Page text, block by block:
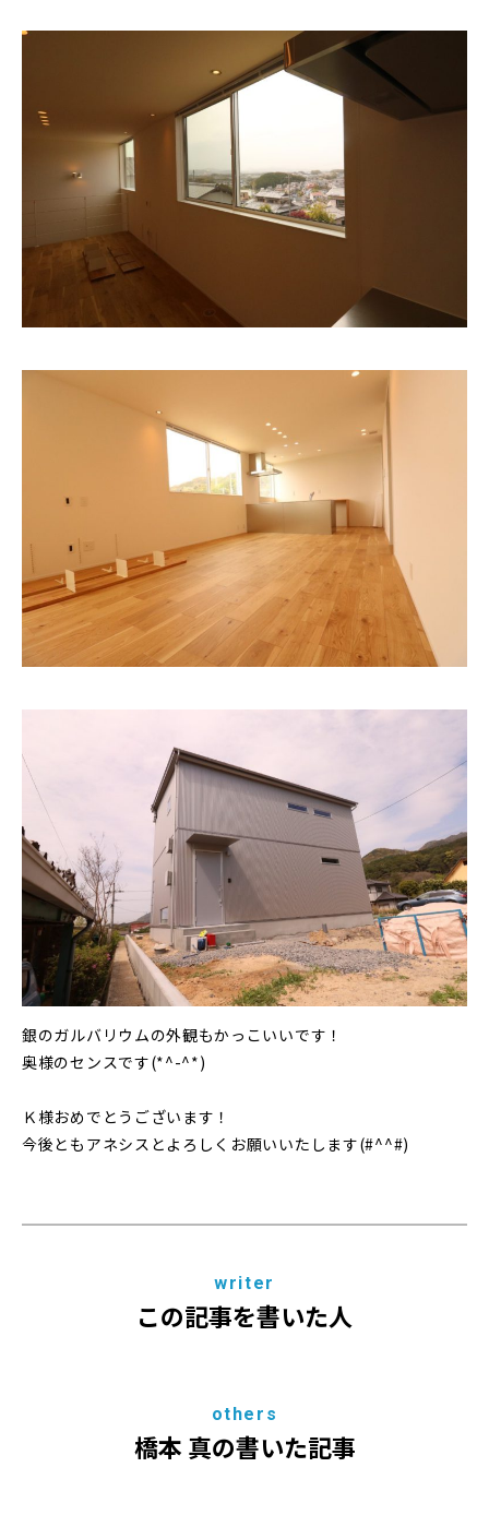
銀のガルバリウムの外観もかっこいいです！
奥様のセンスです(*^-^*)
Ｋ様おめでとうございます！
今後ともアネシスとよろしくお願いいたします(#^^#)
writer
この記事を書いた人
others
橋本 真の書いた記事